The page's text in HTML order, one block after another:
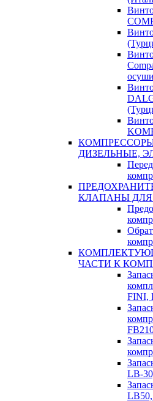
ДИЗЕЛЬНЫЕ,
КЛАПАНЫ ДЛЯ
ЧАСТИ К
FINI,
LB-